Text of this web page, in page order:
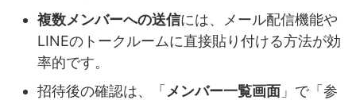
複数メンバーへの送信には、メール配信機能や
LINEのトークルームに直接貼り付ける方法が効
率的です。
招待後の確認は、「メンバー一覧画面 」で「参